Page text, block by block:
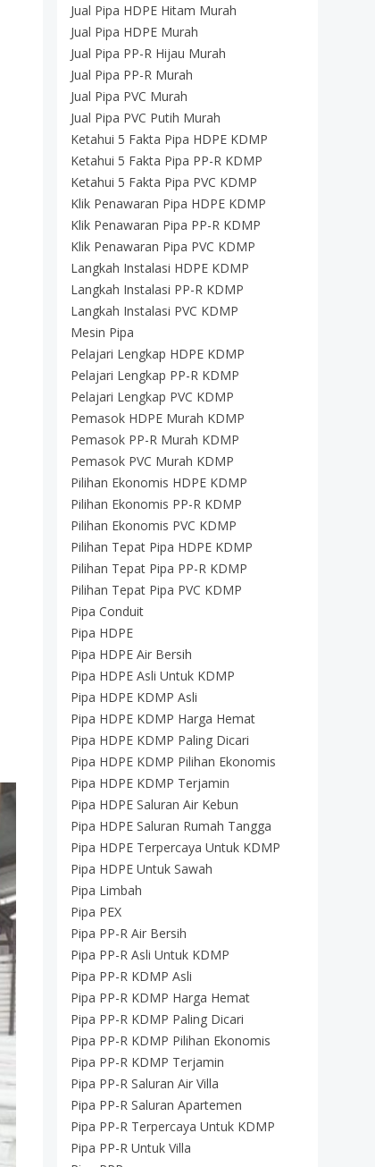
Jual Pipa HDPE Hitam Murah
Jual Pipa HDPE Murah
Jual Pipa PP-R Hijau Murah
Jual Pipa PP-R Murah
Jual Pipa PVC Murah
Jual Pipa PVC Putih Murah
Ketahui 5 Fakta Pipa HDPE KDMP
Ketahui 5 Fakta Pipa PP-R KDMP
Ketahui 5 Fakta Pipa PVC KDMP
Klik Penawaran Pipa HDPE KDMP
Klik Penawaran Pipa PP-R KDMP
Klik Penawaran Pipa PVC KDMP
Langkah Instalasi HDPE KDMP
Langkah Instalasi PP-R KDMP
Langkah Instalasi PVC KDMP
Mesin Pipa
Pelajari Lengkap HDPE KDMP
Pelajari Lengkap PP-R KDMP
Pelajari Lengkap PVC KDMP
Pemasok HDPE Murah KDMP
Pemasok PP-R Murah KDMP
Pemasok PVC Murah KDMP
Pilihan Ekonomis HDPE KDMP
Pilihan Ekonomis PP-R KDMP
Pilihan Ekonomis PVC KDMP
Pilihan Tepat Pipa HDPE KDMP
Pilihan Tepat Pipa PP-R KDMP
Pilihan Tepat Pipa PVC KDMP
Pipa Conduit
Pipa HDPE
Pipa HDPE Air Bersih
Pipa HDPE Asli Untuk KDMP
Pipa HDPE KDMP Asli
Pipa HDPE KDMP Harga Hemat
Pipa HDPE KDMP Paling Dicari
Pipa HDPE KDMP Pilihan Ekonomis
Pipa HDPE KDMP Terjamin
Pipa HDPE Saluran Air Kebun
Pipa HDPE Saluran Rumah Tangga
Pipa HDPE Terpercaya Untuk KDMP
Pipa HDPE Untuk Sawah
Pipa Limbah
Pipa PEX
Pipa PP-R Air Bersih
Pipa PP-R Asli Untuk KDMP
Pipa PP-R KDMP Asli
Pipa PP-R KDMP Harga Hemat
Pipa PP-R KDMP Paling Dicari
Pipa PP-R KDMP Pilihan Ekonomis
Pipa PP-R KDMP Terjamin
Pipa PP-R Saluran Air Villa
Pipa PP-R Saluran Apartemen
Pipa PP-R Terpercaya Untuk KDMP
Pipa PP-R Untuk Villa